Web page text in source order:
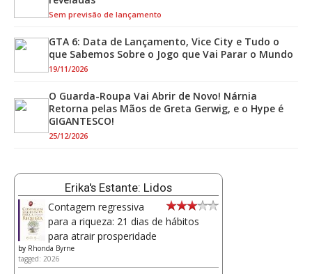
Sem previsão de lançamento
GTA 6: Data de Lançamento, Vice City e Tudo o
que Sabemos Sobre o Jogo que Vai Parar o Mundo
19/11/2026
O Guarda-Roupa Vai Abrir de Novo! Nárnia
Retorna pelas Mãos de Greta Gerwig, e o Hype é
GIGANTESCO!
25/12/2026
Erika's Estante: Lidos
Contagem regressiva
para a riqueza: 21 dias de hábitos
para atrair prosperidade
by Rhonda Byrne
tagged: 2026